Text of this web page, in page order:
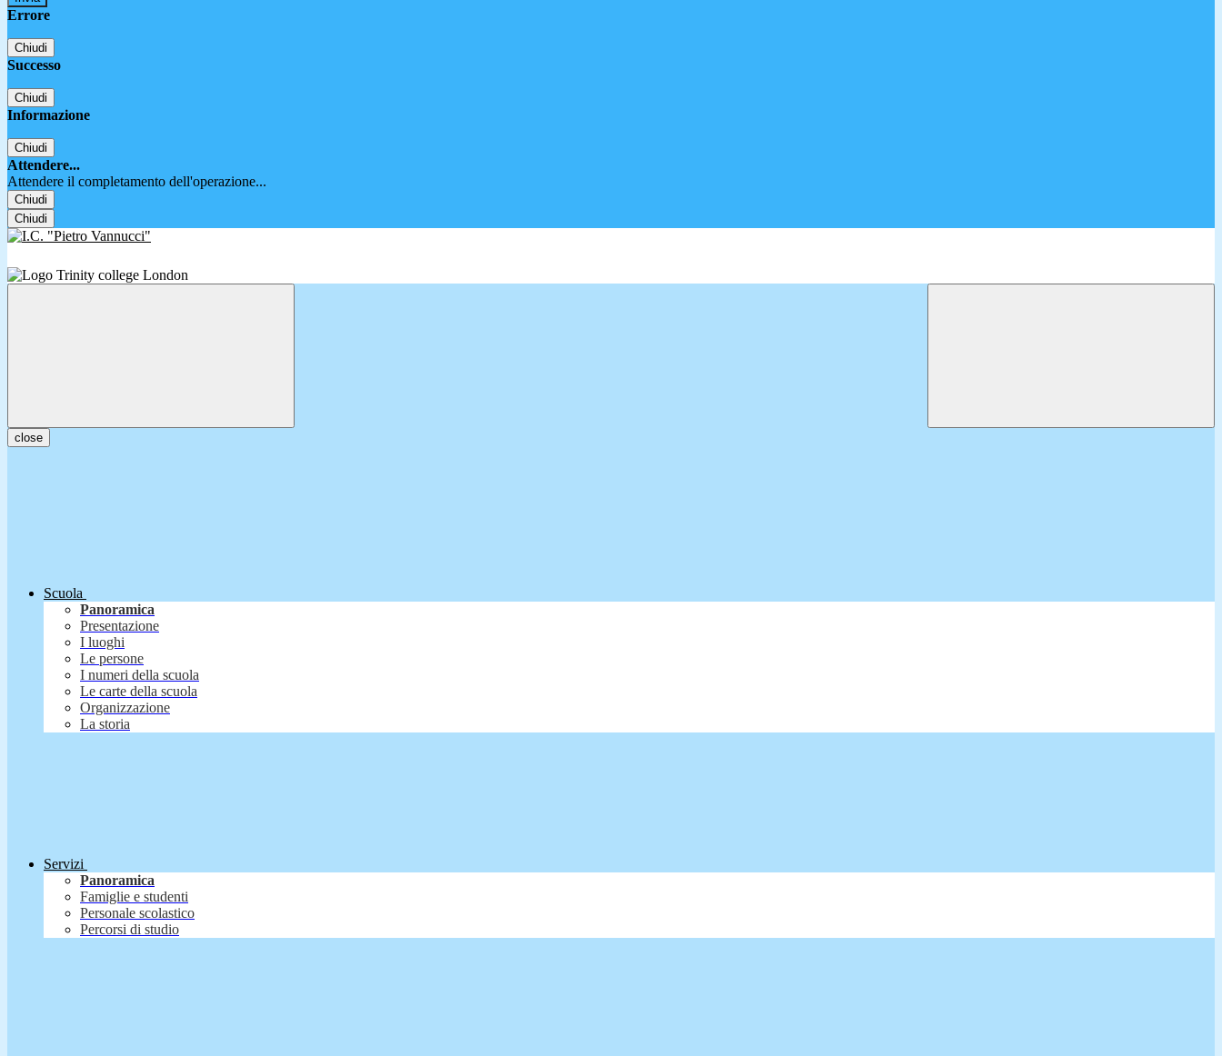
Errore
Chiudi
Successo
Chiudi
Informazione
Chiudi
Attendere...
Attendere il completamento dell'operazione...
Chiudi
Chiudi
close
Scuola
Panoramica
Presentazione
I luoghi
Le persone
I numeri della scuola
Le carte della scuola
Organizzazione
La storia
Servizi
Panoramica
Famiglie e studenti
Personale scolastico
Percorsi di studio